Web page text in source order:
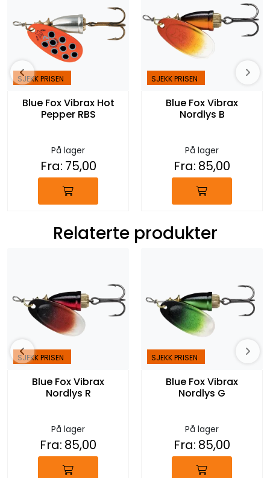
SJEKK PRISEN
Blue Fox Vibrax Hot
Pepper RBS
På lager
Fra: 75,00
SJEKK PRISEN
Blue Fox Vibrax
Nordlys B
På lager
Fra: 85,00
Relaterte produkter
SJEKK PRISEN
Blue Fox Vibrax
Nordlys R
På lager
Fra: 85,00
SJEKK PRISEN
Blue Fox Vibrax
Nordlys G
På lager
Fra: 85,00